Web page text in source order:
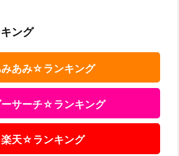
ング
みあみ☆ランキング
サーチ☆ランキング
楽天☆ランキング